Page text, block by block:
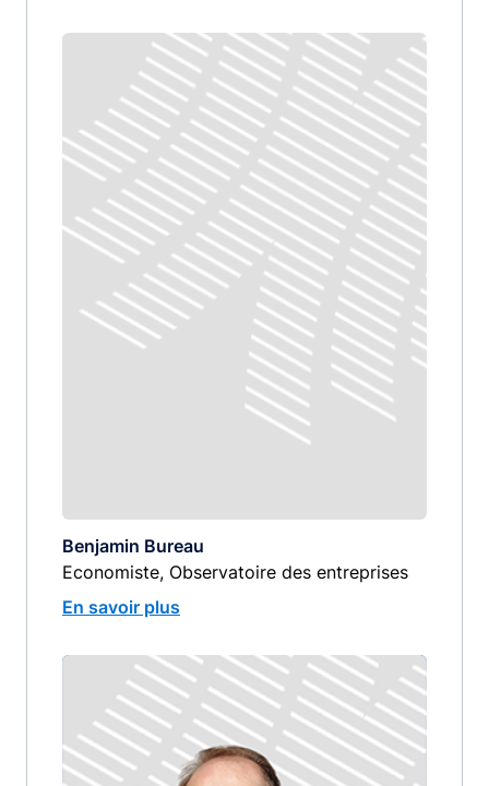
image
Benjamin Bureau
Economiste, Observatoire des entreprises
En savoir plus
Image image